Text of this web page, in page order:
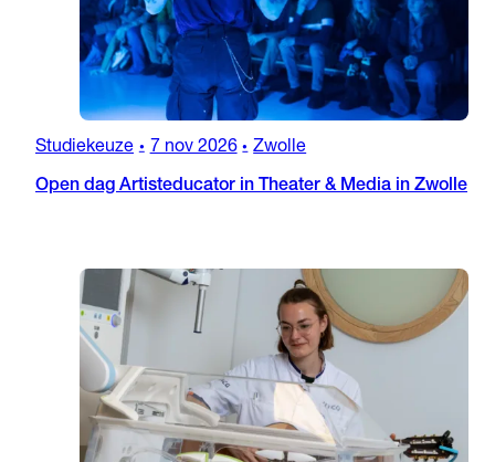
Studiekeuze • 7 nov 2026 • Zwolle
Open dag Artisteducator in Theater & Media in Zwolle